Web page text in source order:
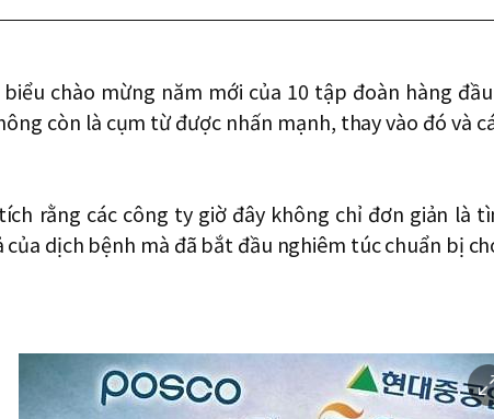
chào mừng năm mới của 10 tập đoàn hàng
còn là cụm từ được nhấn mạnh, thay vào đó và
rằng các công ty giờ đây không chỉ đơn giản là
của dịch bệnh mà đã bắt đầu nghiêm túc chuẩn bị
이
미